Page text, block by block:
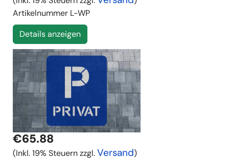
Artikelnummer L-WP
Details anzeigen
€65.88
(Inkl. 19% Steuern zzgl.Versand)